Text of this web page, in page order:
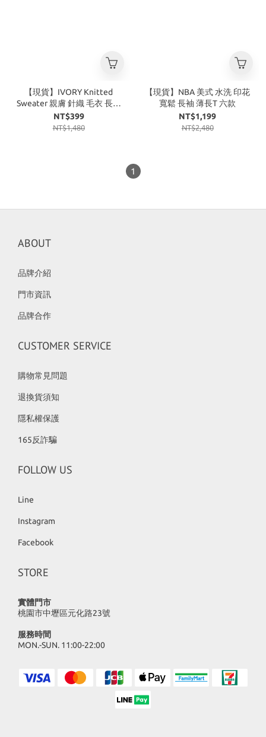
【現貨】IVORY Knitted
Sweater 親膚 針織 毛衣 長袖
薄長袖 三色 D8881
NT$399
NT$1,480
【現貨】NBA 美式 水洗 印花
寬鬆 長袖 薄長T 六款
NT$1,199
NT$2,480
1
ABOUT
品牌介紹
門市資訊
品牌合作
CUSTOMER SERVICE
購物常見問題
退換貨須知
隱私權保護
165反詐騙
FOLLOW US
Line
Instagram
Facebook
STORE
實體門市
桃園市中壢區元化路23號
服務時間
MON.-SUN. 11:00-22:00